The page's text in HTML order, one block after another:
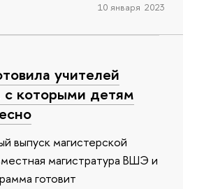
10 января 2023
учителей
с которыми детям
выпуск магистерской
магистратура ВШЭ и
готовит